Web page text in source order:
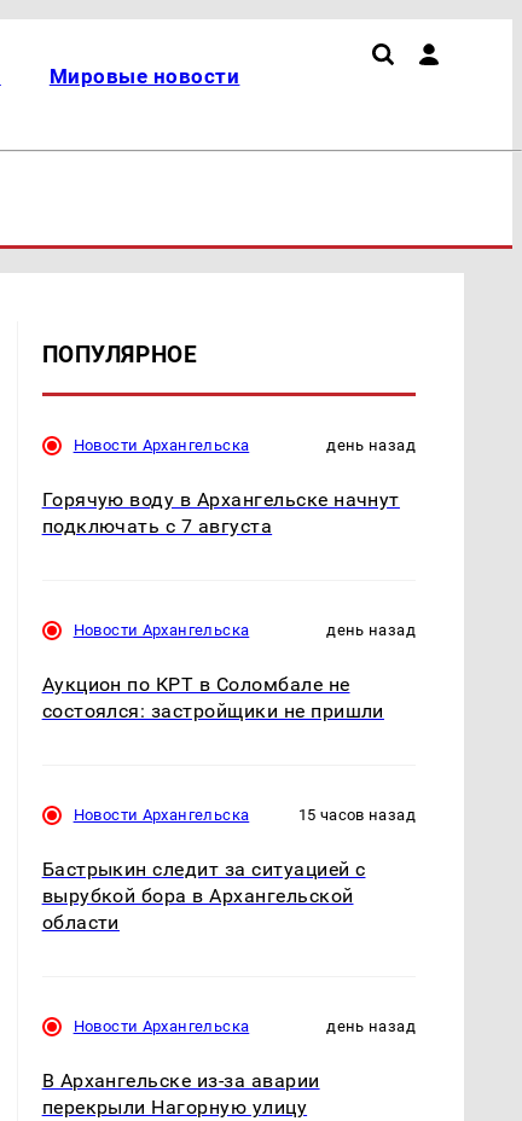
Мировые новости
ПОПУЛЯРНОЕ
Новости Архангельска день назад
Горячую воду в Архангельске начнут
подключать с 7 августа
Новости Архангельска день назад
Аукцион по КРТ в Соломбале не
состоялся: застройщики не пришли
Новости Архангельска 15 часов назад
Бастрыкин следит за ситуацией с
вырубкой бора в Архангельской
области
Новости Архангельска день назад
В Архангельске из-за аварии
перекрыли Нагорную улицу